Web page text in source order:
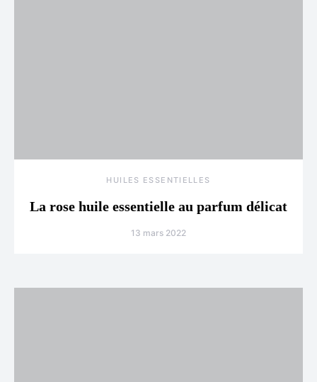
HUILES ESSENTIELLES
La rose huile essentielle au parfum délicat
13 mars 2022